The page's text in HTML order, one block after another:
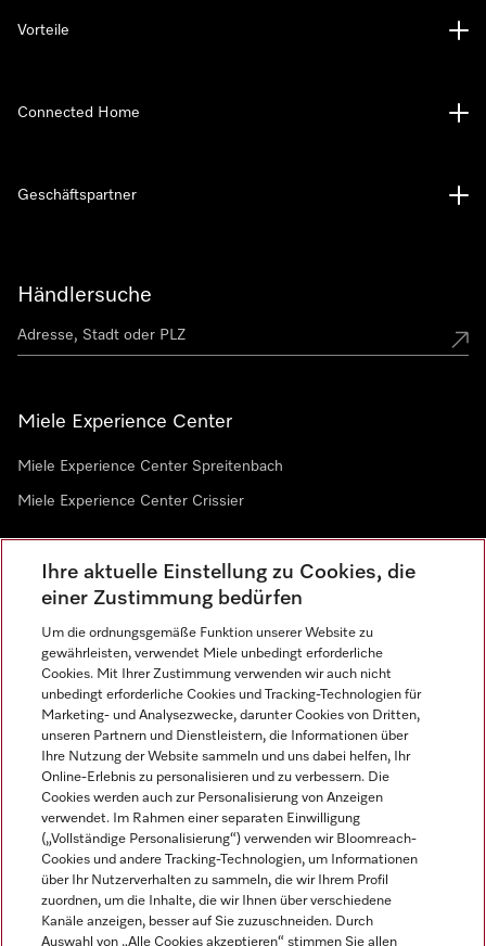
Händlersuche
Miele Experience Center
Miele Experience Center Spreitenbach
Miele Experience Center Crissier
Newsletter
Sprache
DEUTSCH
Vorteile
Connected Home
Geschäftspartner
Miele auf YoutubeMiele auf Instagram
Miele auf Facebook
Miele auf LinkedInMiele auf LinkedIn
Ihre aktuelle Einstellung zu Cookies, die
einer Zustimmung bedürfen
Um die ordnungsgemäße Funktion unserer Website zu
gewährleisten, verwendet Miele unbedingt erforderliche
Cookies. Mit Ihrer Zustimmung verwenden wir auch nicht
unbedingt erforderliche Cookies und Tracking-Technologien für
Marketing- und Analysezwecke, darunter Cookies von Dritten,
unseren Partnern und Dienstleistern, die Informationen über
Ihre Nutzung der Website sammeln und uns dabei helfen, Ihr
Online-Erlebnis zu personalisieren und zu verbessern. Die
Cookies werden auch zur Personalisierung von Anzeigen
verwendet. Im Rahmen einer separaten Einwilligung
(„Vollständige Personalisierung“) verwenden wir Bloomreach-
Cookies und andere Tracking-Technologien, um Informationen
über Ihr Nutzerverhalten zu sammeln, die wir Ihrem Profil
zuordnen, um die Inhalte, die wir Ihnen über verschiedene
Kanäle anzeigen, besser auf Sie zuzuschneiden. Durch
Auswahl von „Alle Cookies akzeptieren“ stimmen Sie allen